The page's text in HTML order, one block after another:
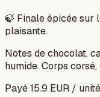
🍃 Finale épicée sur
plaisante.
Notes de chocolat,
humide. Corps
Payé15.9 EUR / unité